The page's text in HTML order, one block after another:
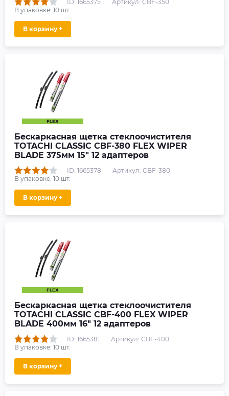
ID: 1665375
Артикул: CBF-350
В упаковке: 10 шт.
В корзину +
Бескаркасная щетка стеклоочистителя
TOTACHI CLASSIC CBF-380 FLEX WIPER
BLADE 375мм 15" 12 адаптеров
ID: 1665378
Артикул: CBF-380
В упаковке: 10 шт.
В корзину +
Бескаркасная щетка стеклоочистителя
TOTACHI CLASSIC CBF-400 FLEX WIPER
BLADE 400мм 16" 12 адаптеров
ID: 1665381
Артикул: CBF-400
В упаковке: 10 шт.
В корзину +